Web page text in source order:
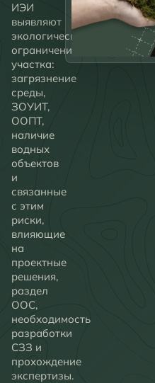
ИЭИ
выявляют
экологические
ограничения
участка:
загрязнение
среды,
ЗОУИТ,
ООПТ,
наличие
водных
объектов
и
связанные
с этим
риски,
влияющие
на
проектные
решения,
раздел
ООС,
необходимость
разработки
СЗЗ и
прохождение
экспертизы.